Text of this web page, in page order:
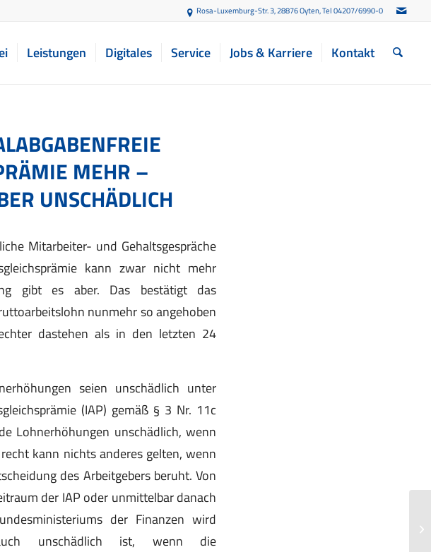
Rosa-Luxemburg-Str. 3, 28876 Oyten, Tel 04207/6990-0
Leistungen Digitales Service Jobs & Karriere Kontakt
MEHR –
UNSCHÄDLICH
Mitarbeiter- und Gehaltsgespräche
kann zwar nicht mehr
gibt es aber. Das bestätigt das
nunmehr so angehoben
dastehen als in den letzten 24
seien unschädlich unter
(IAP) gemäß § 3 Nr. 11c
Lohnerhöhungen unschädlich, wenn
kann nichts anderes gelten, wenn
des Arbeitgebers beruht. Von
der IAP oder unmittelbar danach
der Finanzen wird
unschädlich ist, wenn die